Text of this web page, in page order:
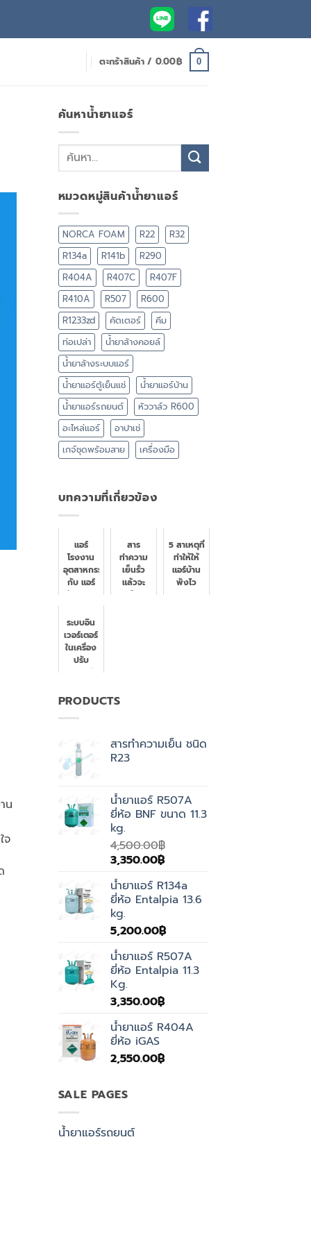
ตะกร้าสินค้า / 0.00฿ 0
น
จ
ค้นหาน้ำยาแอร์
หมวดหมู่สินค้าน้ำยาแอร์
NORCA FOAM R22
R32
R134a
R141b
R290
R404A
R407C
R407F
R410A
R507
R600
R1233zd
คัตเตอร์
คีม
ท่อเปล่า
น้ำยาล้างคอยล์
น้ำยาล้างระบบแอร์
น้ำยาแอร์ตู้เย็นแช่
น้ำยาแอร์บ้าน
น้ำยาแอร์รถยนต์
หัววาล์ว R600
อะไหล่แอร์
อาปาเช่
เกจ์ชุดพร้อมสาย
เครื่องมือ
บทความที่เกี่ยวข้อง
แอร์
โรงงาน
อุตสาหกรรม
กับ แอร์
บ้าน ต่าง
อย่างไร
สาร
ทำความ
เย็นรั่ว
แล้วจะ
เป็น
5 สาเหตุที่
ทำให้ให้
แอร์บ้าน
พังไว
ระบบอิน
เวอร์เตอร์
ในเครื่อง
ปรับ
อากาศคือ
PRODUCTS
สารทำความเย็น ชนิด
R23
น้ำยาแอร์ R507A
ยี่ห้อ BNF ขนาด 11.3
kg.
4,500.00฿
Original
was:
4,500.00฿.
3,350.00฿Current
is:
3,350.00฿.
น้ำยาแอร์ R134a
ยี่ห้อ Entalpia 13.6
kg.
5,200.00฿
น้ำยาแอร์ R507A
ยี่ห้อ Entalpia 11.3
Kg.
3,350.00฿
น้ำยาแอร์ R404A
ยี่ห้อ iGAS
2,550.00฿
SALE PAGES
น้ำยาแอร์รถยนต์